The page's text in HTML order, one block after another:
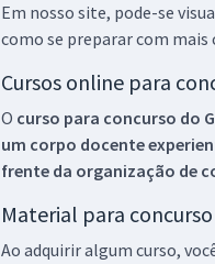
Em nosso site, pode-se
como se preparar com
Cursos online para
O curso para concurso do
um corpo docente
frente da organização de
Material para concurso
Ao adquirir algum curso,